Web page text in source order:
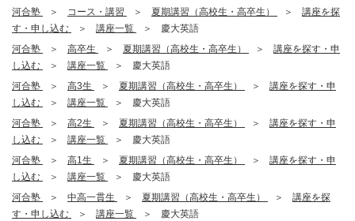
河合塾 コース・講習 夏期講習（高校生・高卒生）
講座を探
す・申し込む
講座一覧
慶大英語
河合塾
高卒生 夏期講習（高校生・高卒生）
講座を探す・申
し込む
講座一覧
慶大英語
河合塾
高3生 夏期講習（高校生・高卒生）
講座を探す・申
し込む
講座一覧
慶大英語
河合塾
高2生 夏期講習（高校生・高卒生）
講座を探す・申
し込む
講座一覧
慶大英語
河合塾
高1生 夏期講習（高校生・高卒生）
講座を探す・申
し込む
講座一覧
慶大英語
河合塾
中高一貫生 夏期講習（高校生・高卒生）
講座を探
す・申し込む
講座一覧
慶大英語